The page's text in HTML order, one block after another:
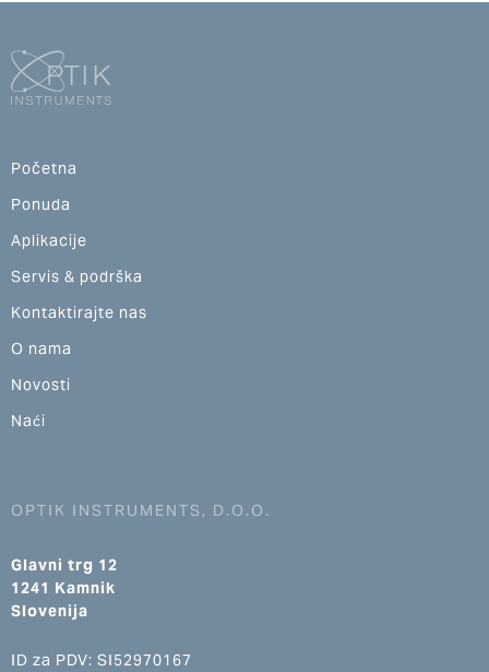
Početna
Ponuda
Aplikacije
Servis & podrška
Kontaktirajte nas
O nama
Novosti
Naći
OPTIK INSTRUMENTS, D.O.O.
Glavni trg 12
1241 Kamnik
Slovenija
ID za PDV: SI52970167